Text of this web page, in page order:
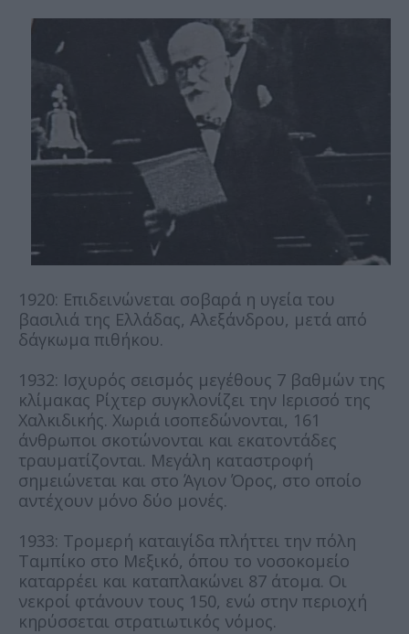
1920: Επιδεινώνεται σοβαρά η υγεία του
βασιλιά της Ελλάδας, Αλεξάνδρου, μετά από
δάγκωμα πιθήκου.
1932: Ισχυρός σεισμός μεγέθους 7 βαθμών της
κλίμακας Ρίχτερ συγκλονίζει την Ιερισσό της
Χαλκιδικής. Χωριά ισοπεδώνονται, 161
άνθρωποι σκοτώνονται και εκατοντάδες
τραυματίζονται. Μεγάλη καταστροφή
σημειώνεται και στο Άγιον Όρος, στο οποίο
αντέχουν μόνο δύο μονές.
1933: Τρομερή καταιγίδα πλήττει την πόλη
Ταμπίκο στο Μεξικό, όπου το νοσοκομείο
καταρρέει και καταπλακώνει 87 άτομα. Οι
νεκροί φτάνουν τους 150, ενώ στην περιοχή
κηρύσσεται στρατιωτικός νόμος.